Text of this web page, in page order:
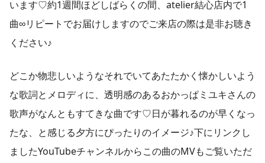
います♡約1週間ほどしばらくの間、atelier結心店内で1
曲∞リピートでお届けしますのでご来店の際は是非お聴き
ください♪
どこか物悲しいようなそれでいてあたたかく懐かしいよう
な歌詞とメロディに、透明感のあるおかっぱミユキさんの
歌声がなんともすてきな曲です♡日が暮れるのが早くなっ
たな、と感じる夕方にぴったりのイメージ♪下にリンクし
ましたYouTubeチャンネルからこの曲のMVもご覧いただ